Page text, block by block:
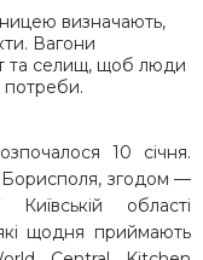
визначають,
Вагони
та селищ, щоб люди
потреби.
10 січня.
Борисполя, згодом —
області
щодня приймають